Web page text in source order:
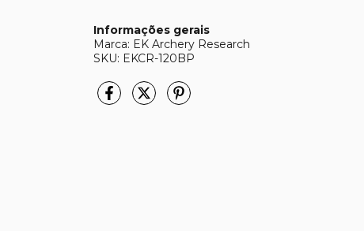
Informações gerais
Marca: EK Archery Research
SKU: EKCR-120BP